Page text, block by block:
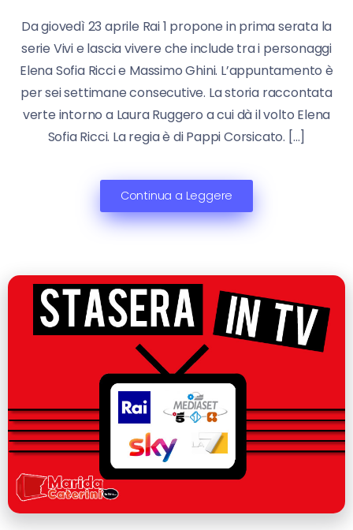
Da giovedì 23 aprile Rai 1 propone in prima serata la
serie Vivi e lascia vivere che include tra i personaggi
Elena Sofia Ricci e Massimo Ghini. L’appuntamento è
per sei settimane consecutive. La storia raccontata
verte intorno a Laura Ruggero a cui dà il volto Elena
Sofia Ricci. La regia è di Pappi Corsicato. […]
Continua a Leggere